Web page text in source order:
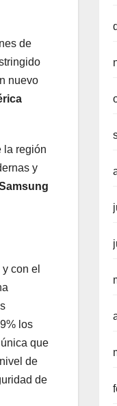
de
nuevo
la región
y
con el
los
que
de
de